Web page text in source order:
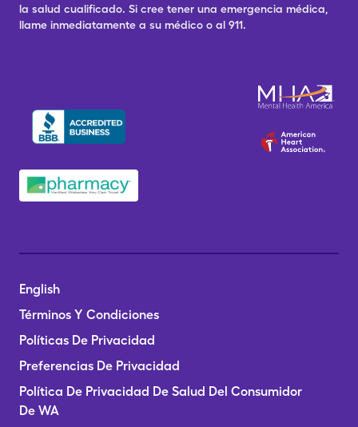
la salud cualificado. Si cree tener una emergencia médica,
llame inmediatamente a su médico o al 911.
English
Términos Y Condiciones
Políticas De Privacidad
Preferencias De Privacidad
Política De Privacidad De Salud Del Consumidor
De WA